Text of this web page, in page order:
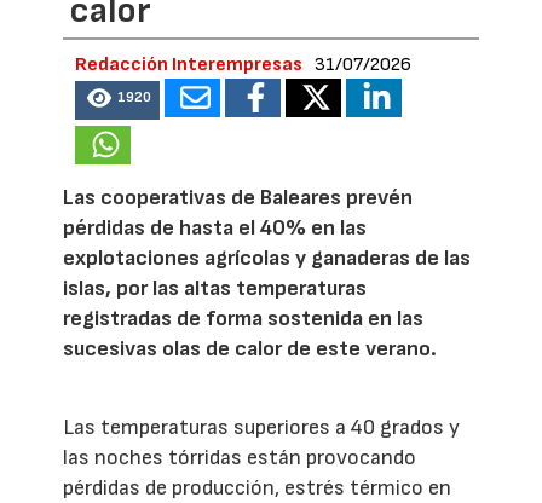
calor
Redacción Interempresas 31/07/2026
1920
Las cooperativas de Baleares prevén
pérdidas de hasta el 40% en las
explotaciones agrícolas y ganaderas de las
islas, por las altas temperaturas
registradas de forma sostenida en las
sucesivas olas de calor de este verano.
Las temperaturas superiores a 40 grados y
las noches tórridas están provocando
pérdidas de producción, estrés térmico en